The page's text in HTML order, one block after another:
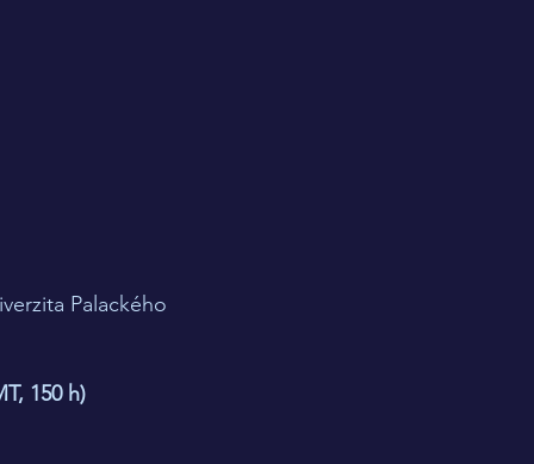
Palackého​
150 h)​